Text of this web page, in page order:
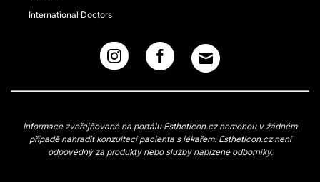
International Doctors
Informace zveřejňované na portálu Estheticon.cz nemohou v žádném
případě nahradit konzultaci pacienta s lékařem. Estheticon.cz není
odpovědný za produkty nebo služby nabízené odborníky.